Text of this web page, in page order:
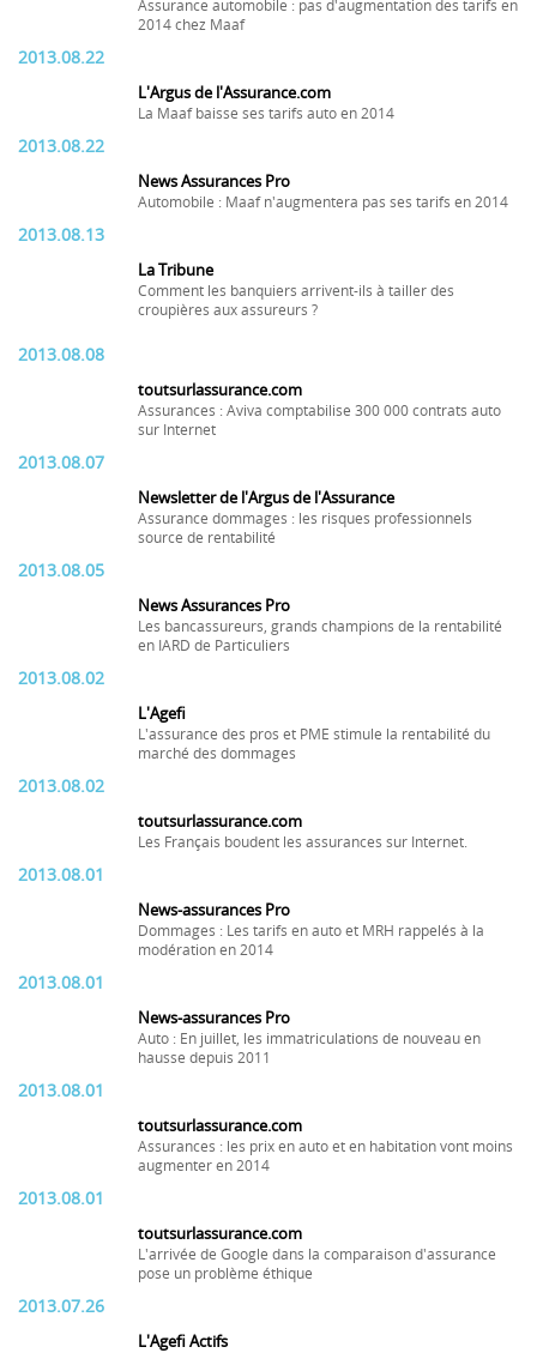
Assurance automobile : pas d'augmentation des tarifs en
2014 chez Maaf
2013.08.22
L'Argus de l'Assurance.com
La Maaf baisse ses tarifs auto en 2014
2013.08.22
News Assurances Pro
Automobile : Maaf n'augmentera pas ses tarifs en 2014
2013.08.13
La Tribune
Comment les banquiers arrivent-ils à tailler des
croupières aux assureurs ?
2013.08.08
toutsurlassurance.com
Assurances : Aviva comptabilise 300 000 contrats auto
sur Internet
2013.08.07
Newsletter de l'Argus de l'Assurance
Assurance dommages : les risques professionnels
source de rentabilité
2013.08.05
News Assurances Pro
Les bancassureurs, grands champions de la rentabilité
en IARD de Particuliers
2013.08.02
L'Agefi
L'assurance des pros et PME stimule la rentabilité du
marché des dommages
2013.08.02
toutsurlassurance.com
Les Français boudent les assurances sur Internet.
2013.08.01
News-assurances Pro
Dommages : Les tarifs en auto et MRH rappelés à la
modération en 2014
2013.08.01
News-assurances Pro
Auto : En juillet, les immatriculations de nouveau en
hausse depuis 2011
2013.08.01
toutsurlassurance.com
Assurances : les prix en auto et en habitation vont moins
augmenter en 2014
2013.08.01
toutsurlassurance.com
L'arrivée de Google dans la comparaison d'assurance
pose un problème éthique
2013.07.26
L'Agefi Actifs